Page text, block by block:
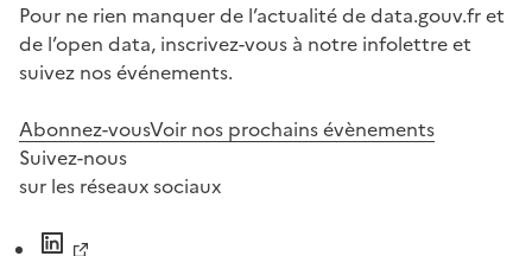
Pour ne rien manquer de l’actualité de data.gouv.fr et
de l’open data, inscrivez-vous à notre infolettre et
suivez nos événements.
Abonnez-vousVoir nos prochains évènements
Suivez-nous
sur les réseaux sociaux